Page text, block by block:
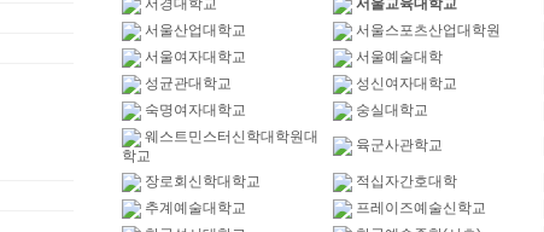
서경대학교
서울교육대학교
서울산업대학교
서울스포츠산업대학원
서울여자대학교
서울예술대학
성균관대학교
성신여자대학교
숙명여자대학교
숭실대학교
웨스트민스터신학대학원대
학교
육군사관학교
장로회신학대학교 적십자간호대학
추계예술대학교
프레이즈예술신학교